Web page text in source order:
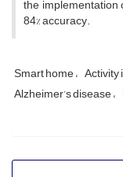
the implementation
84% accuracy.
Smart home
Alzheimer’s disease